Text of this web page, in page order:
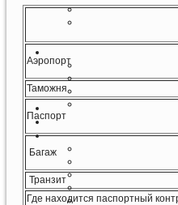
Аэропорт
Таможня
Паспорт
Багаж
Транзит
Где находится паспортный